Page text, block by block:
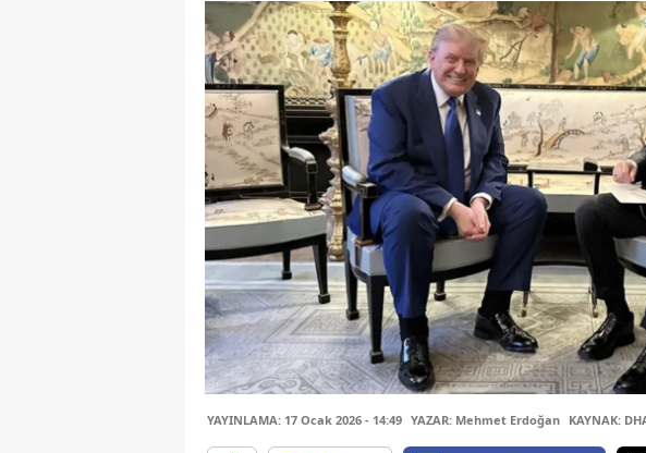
YAYINLAMA: 17 Ocak 2026 - 14:49 YAZAR: Mehmet Erdoğan KAYNAK: